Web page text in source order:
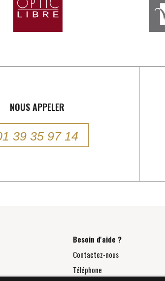
NOUS APPELER
39 35 97 14
Besoin d'aide ?
Contactez-nous
Téléphone